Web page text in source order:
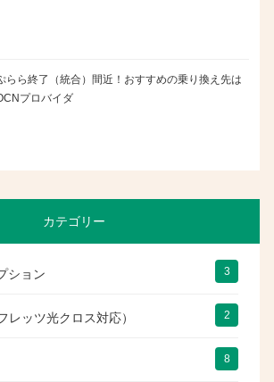
らら終了（統合）間近！おすすめの乗り換え先は
プロバイダ
カテゴリー
ション 3
レッツ光クロス対応） 2
8